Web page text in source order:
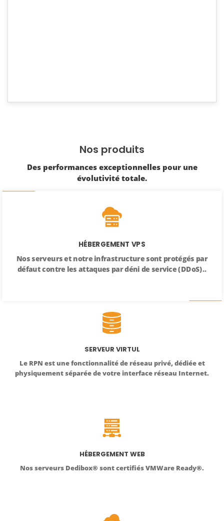
Nos produits
Des performances exceptionnelles pour une
évolutivité totale.
HÉBERGEMENT VPS
Nos serveurs et notre infrastructure sont protégés par
défaut contre les attaques par déni de service (DDoS)..
SERVEUR VIRTUL
Le RPN est une fonctionnalité de réseau privé, dédiée et
physiquement séparée de votre interface réseau Internet.
HÉBERGEMENT WEB
Nos serveurs Dedibox® sont certifiés VMWare Ready®.